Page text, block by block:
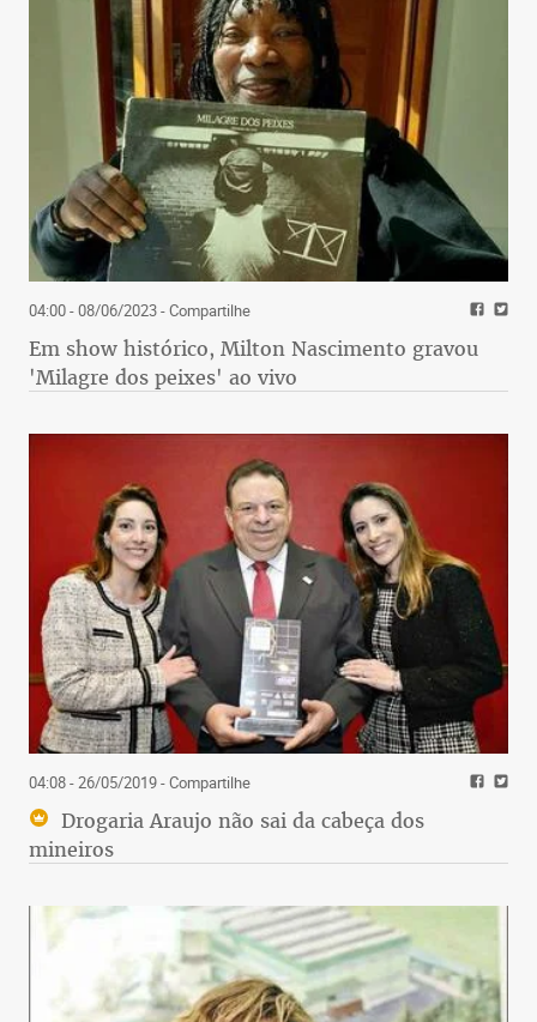
04:00 - 08/06/2023- Compartilhe
Em show histórico, Milton Nascimento gravou
'Milagre dos peixes' ao vivo
04:08 - 26/05/2019- Compartilhe
Drogaria Araujo não sai da cabeça dos
mineiros